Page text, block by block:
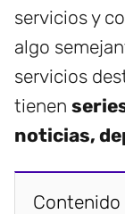
servicios y
algo
servicios
tienen
noticias,
Contenido